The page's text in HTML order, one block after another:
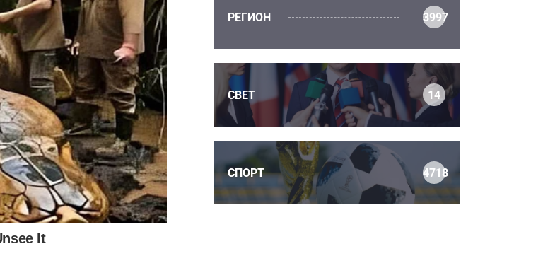
РЕГИОН 3997
СВЕТ 14
СПОРТ 4718